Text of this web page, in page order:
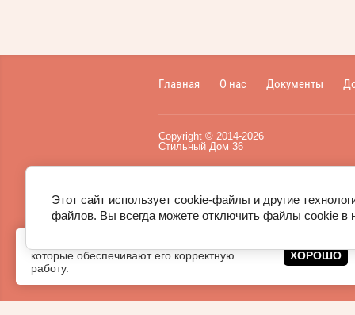
Главная О нас Документы
Copyright © 2014-2026
Стильный Дом 36
которые обеспечивают его корректную
работу.
ХОРОШО
Этот сайт использует cookie-файлы и другие
файлов. Вы всегда можете отключить файлы cookie в